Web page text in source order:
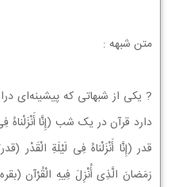
متن شبهه :
? یکی از شبهاتی که پیشینه‌ای